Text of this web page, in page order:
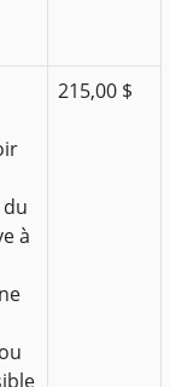
à
215,00 $